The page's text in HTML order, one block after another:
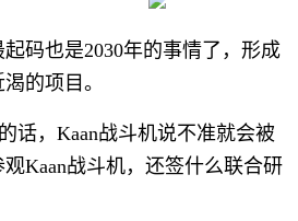
码也是2030年的事情了，形成
的项目。
话，Kaan战斗机说不准就会被
Kaan战斗机，还签什么联合研